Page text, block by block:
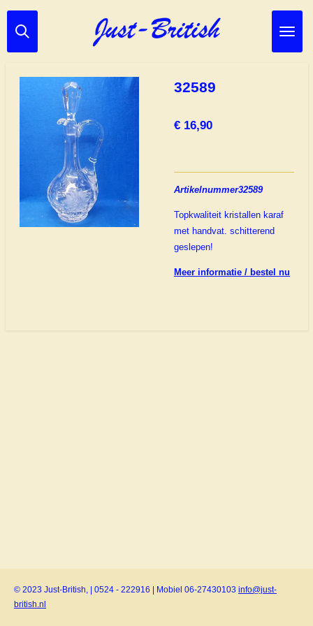
Ga
direct
hoofdinhoud
32589
€ 16,90
Artikelnummer32589
Topkwaliteit kristallen karaf
met handvat. schitterend
geslepen!
Meer informatie / bestel nu
© 2023 Just-British, | 0524 - 222916 | Mobiel 06-27430103 info@just-
british.nl